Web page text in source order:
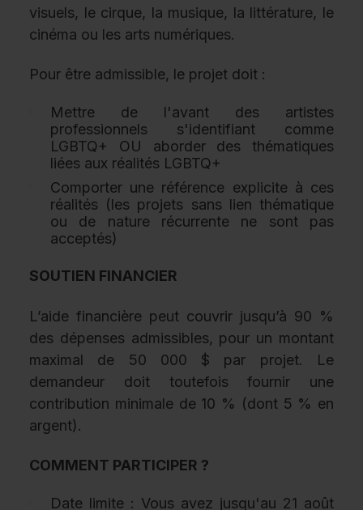
visuels, le cirque, la musique, la littérature, le
cinéma ou les arts numériques.
Pour être admissible, le projet doit :
Mettre de l'avant des artistes
professionnels s'identifiant comme
LGBTQ+ OU aborder des thématiques
liées aux réalités LGBTQ+
Comporter une référence explicite à ces
réalités (les projets sans lien thématique
ou de nature récurrente ne sont pas
acceptés)
SOUTIEN FINANCIER
L’aide financière peut couvrir jusqu’à 90 %
des dépenses admissibles, pour un montant
maximal de 50 000 $ par projet. Le
demandeur doit toutefois fournir une
contribution minimale de 10 % (dont 5 % en
argent).
COMMENT PARTICIPER ?
Date limite : Vous avez jusqu'au 21 août